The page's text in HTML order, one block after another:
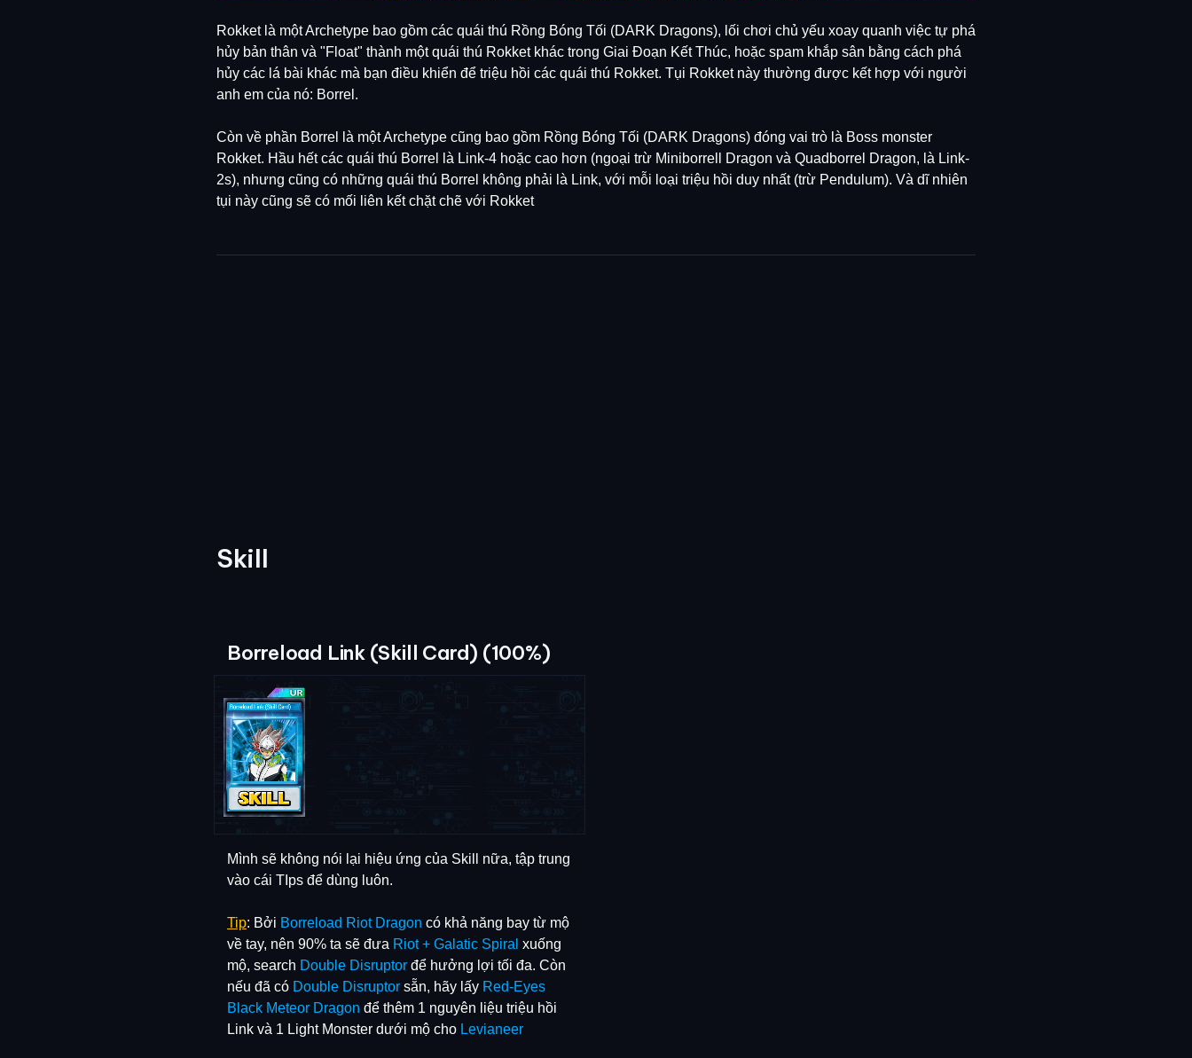
Rokket là một Archetype bao gồm các quái thú Rồng Bóng Tối (DARK Dragons), lối chơi chủ yếu xoay quanh việc tự phá
hủy bản thân và "Float" thành một quái thú Rokket khác trong Giai Đoạn Kết Thúc, hoặc spam khắp sân bằng cách phá
hủy các lá bài khác mà bạn điều khiển để triệu hồi các quái thú Rokket. Tụi Rokket này thường được kết hợp với người
anh em của nó: Borrel.
Còn về phần Borrel là một Archetype cũng bao gồm Rồng Bóng Tối (DARK Dragons) đóng vai trò là Boss monster
Rokket. Hầu hết các quái thú Borrel là Link-4 hoặc cao hơn (ngoại trừ Miniborrell Dragon và Quadborrel Dragon, là Link-
2s), nhưng cũng có những quái thú Borrel không phải là Link, với mỗi loại triệu hồi duy nhất (trừ Pendulum). Và dĩ nhiên
tụi này cũng sẽ có mối liên kết chặt chẽ với Rokket
Skill
Borreload Link (Skill Card) (100%)
Mình sẽ không nói lại hiệu ứng của Skill nữa, tập trung
vào cái TIps để dùng luôn.
Tip: Bởi Borreload Riot Dragon có khả năng bay từ mộ
về tay, nên 90% ta sẽ đưa Riot + Galatic Spiral xuống
mộ, search Double Disruptor để hưởng lợi tối đa. Còn
nếu đã có Double Disruptor sẵn, hãy lấy Red-Eyes
Black Meteor Dragon để thêm 1 nguyên liệu triệu hồi
Link và 1 Light Monster dưới mộ cho Levianeer